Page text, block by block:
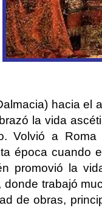
hacia el
la vida
Volvió a
época cuando
promovió la
donde trabajó
de obras,